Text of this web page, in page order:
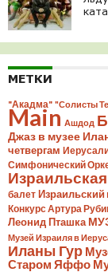
МЕТКИ
"Акадма" "Солисты
Main Ашдод
Джаз в музее
четвергам
Симфонический
балет
Конкурс Артура
Леонид Пташка
Музей Израиля в
Иланы Гур
Старом Яффо